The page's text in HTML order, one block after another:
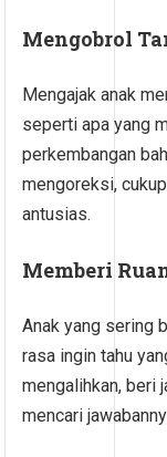
Mengobrol
Mengajak anak
seperti apa yang
perkembangan
mengoreksi,
antusias.
Memberi
Anak yang sering
rasa ingin tahu
mengalihkan, beri
mencari